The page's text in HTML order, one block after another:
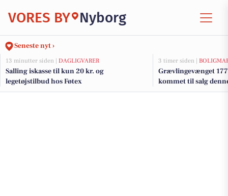
VORES BY Nyborg
Seneste nyt ›
13 minutter siden | DAGLIGVARER
Salling iskasse til kun 20 kr. og
legetøjstilbud hos Føtex
3 timer siden |
Grævlingevænget
kommet til salg
boligerne her.